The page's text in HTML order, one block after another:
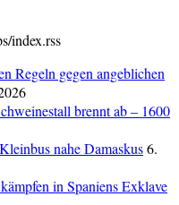
index.rss
Regeln gegen angeblichen
brennt ab – 1600
nahe Damaskus6.
in Spaniens Exklave